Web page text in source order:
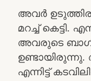
അവർ
മറച്ച് കെട്ടി.
അവരുടെ
ഉണ്ടായിരുന്നു.
എന്നിട്ട്